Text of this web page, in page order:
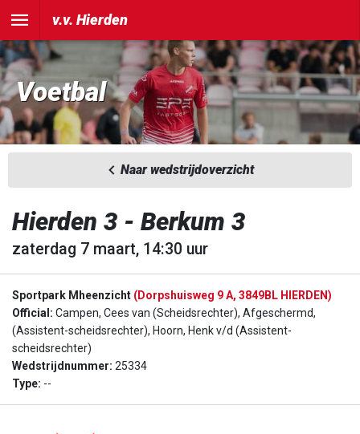
v.v. Hierden
Voetbal
Naar wedstrijdoverzicht
Hierden 3 - Berkum 3
zaterdag 7 maart, 14:30 uur
Sportpark Mheenzicht (Dorpshuisweg 9 A, 3849BL HIERDEN)
Official: Campen, Cees van (Scheidsrechter), Afgeschermd,
(Assistent-scheidsrechter), Hoorn, Henk v/d (Assistent-
scheidsrechter)
Wedstrijdnummer: 25334
Type: --